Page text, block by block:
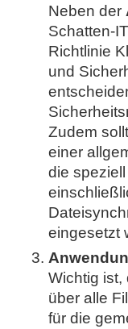
Neben der
Schatten-
Richtlinie
und
Zudem
einer
die
eingesetzt
Wichtig ist,
über alle
für die